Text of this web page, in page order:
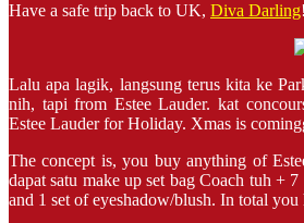
Have a safe trip back to UK, Diva Darling!
Lalu apa lagik, langsung terus kita ke
nih, tapi from Estee Lauder. kat
Estee Lauder for Holiday. Xmas is
The concept is, you buy anything of
dapat satu make up set bag Coach tuh +
and 1 set of eyeshadow/blush. In total